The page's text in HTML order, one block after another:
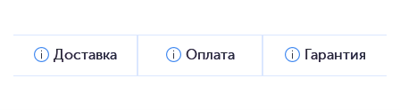
Доставка Оплата Гарантия